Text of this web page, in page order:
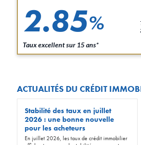
2.85%
Taux excellent sur 15 ans*
ACTUALITÉS DU CRÉDIT
Stabilité des taux en juillet
2026 : une bonne nouvelle
pour les acheteurs
En juillet 2026, les taux de crédit immobilier